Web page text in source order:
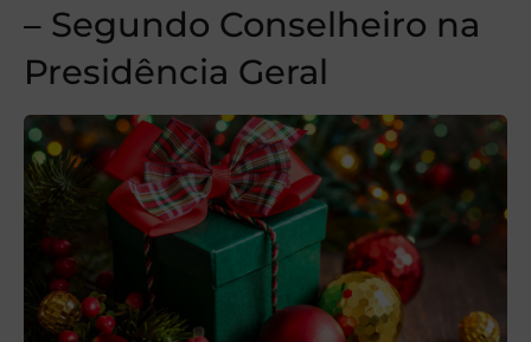
– Segundo Conselheiro na
Presidência Geral